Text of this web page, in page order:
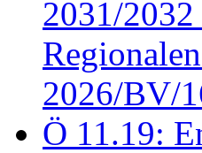
2031/
2026/BV/
Ö 11.19: